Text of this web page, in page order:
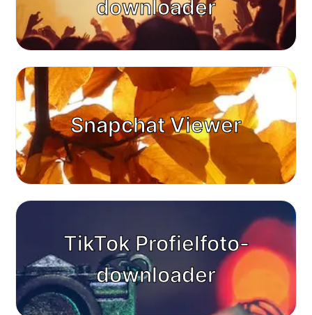
downloader
Snapchat Viewer
TikTok Profielfoto-
downloader